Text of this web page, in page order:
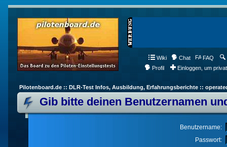
Wiki Chat FAQ
Profil
Einloggen, um
Pilotenboard.de :: DLR-Test Infos, Ausbildung, Erfahrungsberichte ::
Gib bitte deinen Benutzernamen
Benutzername:
Passwort: